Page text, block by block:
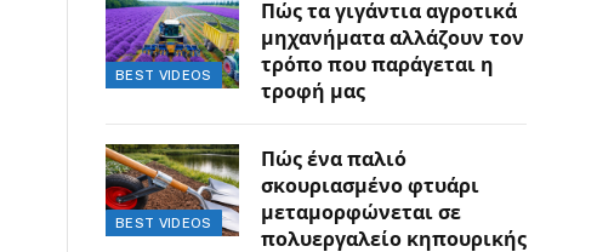
BEST VIDEOS
Πώς τα γιγάντια αγροτικά
μηχανήματα αλλάζουν τον
τρόπο που παράγεται η
τροφή μας
BEST VIDEOS
Πώς ένα παλιό
σκουριασμένο φτυάρι
μεταμορφώνεται σε
πολυεργαλείο κηπουρικής